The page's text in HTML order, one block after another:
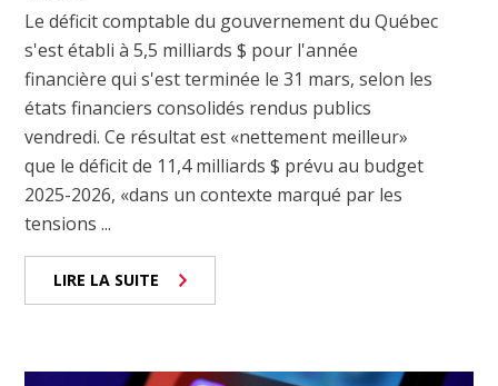
Le déficit comptable du gouvernement du Québec
s'est établi à 5,5 milliards $ pour l'année
financière qui s'est terminée le 31 mars, selon les
états financiers consolidés rendus publics
vendredi. Ce résultat est «nettement meilleur»
que le déficit de 11,4 milliards $ prévu au budget
2025-2026, «dans un contexte marqué par les
tensions ...
LIRE LA SUITE